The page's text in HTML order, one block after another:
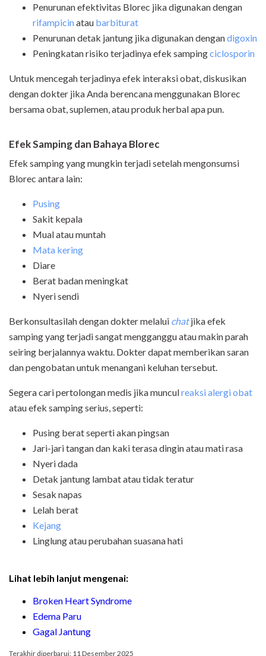
Penurunan efektivitas Blorec jika digunakan dengan
rifampicinatau barbiturat
Penurunan detak jantung jika digunakan dengandigoxin
Peningkatan risiko terjadinya efek sampingciclosporin
Untuk mencegah terjadinya efek interaksi obat, diskusikan
dengan dokter jika Anda berencana menggunakan Blorec
bersama obat, suplemen, atau produk herbal apa pun.
Efek Samping dan Bahaya Blorec
Efek samping yang mungkin terjadi setelah mengonsumsi
Blorec antara lain:
Pusing
Sakit kepala
Mual atau muntah
Mata kering
Diare
Berat badan meningkat
Nyeri sendi
Berkonsultasilah dengan dokter melalui chatjika efek
samping yang terjadi sangat mengganggu atau makin parah
seiring berjalannya waktu. Dokter dapat memberikan saran
dan pengobatan untuk menangani keluhan tersebut.
Segera cari pertolongan medis jika munculreaksi alergi obat
atau efek samping serius, seperti:
Pusing berat seperti akan pingsan
Jari-jari tangan dan kaki terasa dingin atau mati rasa
Nyeri dada
Detak jantung lambat atau tidak teratur
Sesak napas
Lelah berat
Kejang
Linglung atau perubahan suasana hati
Lihat lebih lanjut mengenai:
Broken Heart Syndrome
Edema Paru
Gagal Jantung
Terakhir diperbarui: 11 Desember 2025